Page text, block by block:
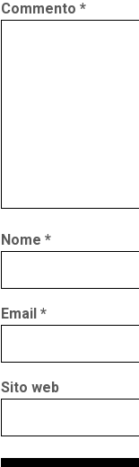
Commento *
Nome *
Email *
Sito web